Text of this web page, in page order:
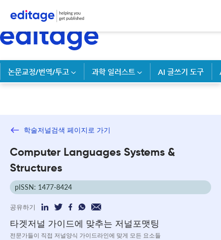
논문교정/번역/투고 과학 일러스트 AI 글쓰기 도구
학술저널검색 페이지로 가기
Computer Languages Systems &
Structures
pISSN: 1477-8424
공유하기
타겟저널 가이드에 맞추는 저널포맷팅
전문가들이 직접 저널양식 가이드라인에 맞게 모든 요소들